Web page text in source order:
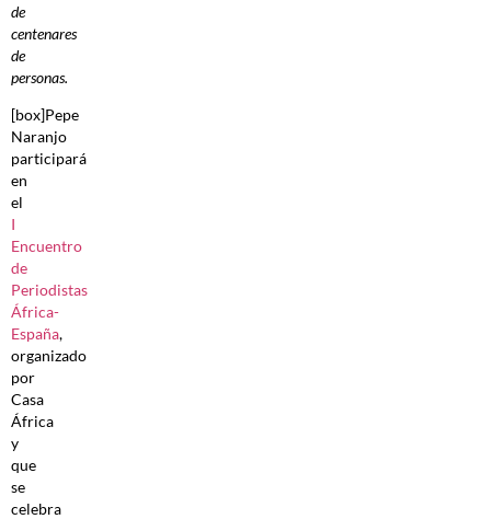
de
centenares
de
personas.
[box]Pepe
Naranjo
participará
en
el
I
Encuentro
de
Periodistas
África-
España,
organizado
por
Casa
África
y
que
se
celebra